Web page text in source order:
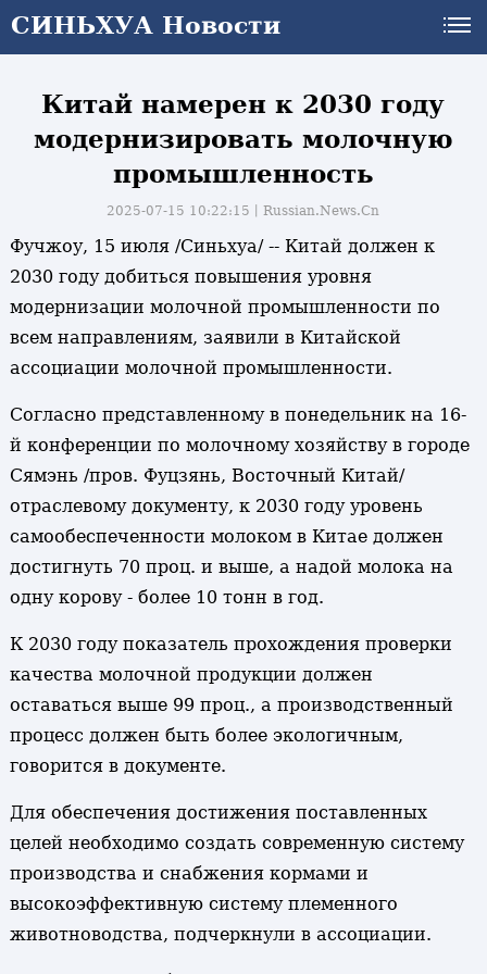
СИНЬХУА Новости
СИНЬХУА Новости
Китай намерен к 2030 году
модернизировать молочную
промышленность
2025-07-15 10:22:15丨Russian.News.Cn
Фучжоу, 15 июля /Синьхуа/ -- Китай должен к
2030 году добиться повышения уровня
модернизации молочной промышленности по
всем направлениям, заявили в Китайской
ассоциации молочной промышленности.
Согласно представленному в понедельник на 16-
й конференции по молочному хозяйству в городе
Сямэнь /пров. Фуцзянь, Восточный Китай/
отраслевому документу, к 2030 году уровень
самообеспеченности молоком в Китае должен
достигнуть 70 проц. и выше, а надой молока на
одну корову - более 10 тонн в год.
К 2030 году показатель прохождения проверки
качества молочной продукции должен
оставаться выше 99 проц., а производственный
процесс должен быть более экологичным,
говорится в документе.
Для обеспечения достижения поставленных
целей необходимо создать современную систему
производства и снабжения кормами и
высокоэффективную систему племенного
животноводства, подчеркнули в ассоциации.